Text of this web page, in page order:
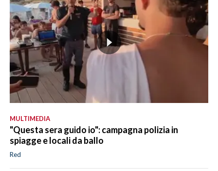
MULTIMEDIA
"Questa sera guido io": campagna polizia in
spiagge e locali da ballo
Red